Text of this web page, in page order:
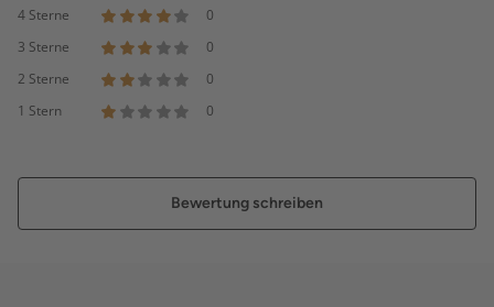
4 Sterne
0
3 Sterne
0
2 Sterne
0
1 Stern
0
Bewertung schreiben